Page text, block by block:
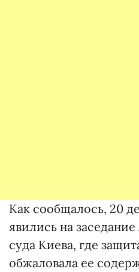
Как сообщалось, 20
явились на
суда Киева, где
обжаловала ее